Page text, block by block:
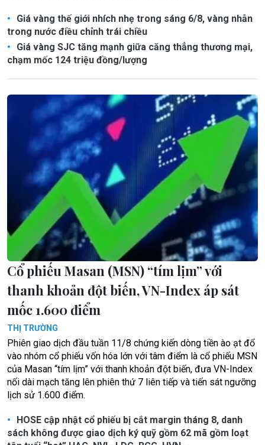
Giá vàng thế giới nhích nhẹ trong sáng 6/8, vàng nhẫn
trong nước điều chỉnh trái chiều
Giá vàng SJC tăng mạnh giữa căng thẳng thương mại,
chạm mốc 124 triệu đồng/lượng
Cổ phiếu Masan (MSN) “tím lịm” với
thanh khoản đột biến, VN-Index áp sát
mốc 1.600 điểm
THỊ TRƯỜNG
Phiên giao dịch đầu tuần 11/8 chứng kiến dòng tiền ào ạt đổ
vào nhóm cổ phiếu vốn hóa lớn với tâm điểm là cổ phiếu MSN
của Masan “tím lịm” với thanh khoản đột biến, đưa VN-Index
nối dài mạch tăng lên phiên thứ 7 liên tiếp và tiến sát ngưỡng
lịch sử 1.600 điểm.
HOSE cập nhật cổ phiếu bị cắt margin tháng 8, danh
sách không được giao dịch ký quỹ gồm 62 mã gồm loạt